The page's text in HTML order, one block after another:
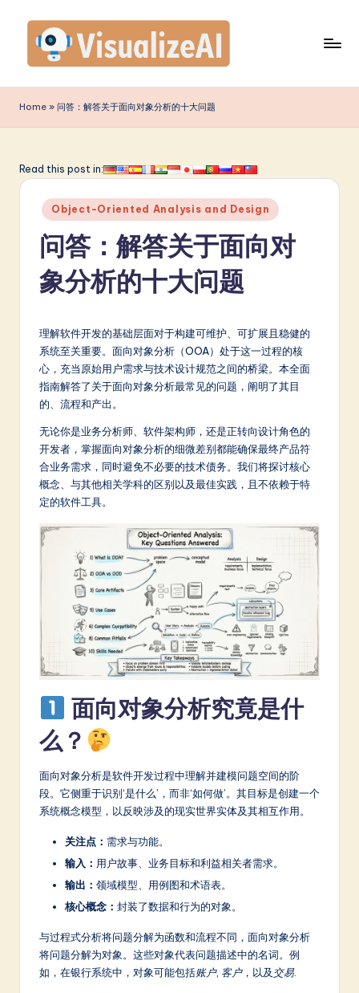
content
is
u
li
A
m
p
fi
d
C
&
S
Home » 问答：解答关于面向对象分析的十大问题
Read this post in:
Posted
in
Object-Oriented Analysis and Design
问答：解答关于面向对
象分析的十大问题
理解软件开发的基础层面对于构建可维护、可扩展且稳健的
系统至关重要。面向对象分析（OOA）处于这一过程的核
心，充当原始用户需求与技术设计规范之间的桥梁。本全面
指南解答了关于面向对象分析最常见的问题，阐明了其目
的、流程和产出。
无论你是业务分析师、软件架构师，还是正转向设计角色的
开发者，掌握面向对象分析的细微差别都能确保最终产品符
合业务需求，同时避免不必要的技术债务。我们将探讨核心
概念、与其他相关学科的区别以及最佳实践，且不依赖于特
定的软件工具。
面向对象分析究竟是什
么？
面向对象分析是软件开发过程中理解并建模问题空间的阶
段。它侧重于识别‘是什么’，而非‘如何做’。其目标是创建一个
系统概念模型，以反映涉及的现实世界实体及其相互作用。
关注点： 需求与功能。
输入： 用户故事、业务目标和利益相关者需求。
输出： 领域模型、用例图和术语表。
核心概念： 封装了数据和行为的对象。
与过程式分析将问题分解为函数和流程不同，面向对象分析
将问题分解为对象。这些对象代表问题描述中的名词。例
如，在银行系统中，对象可能包括账户, 客户，以及交易.